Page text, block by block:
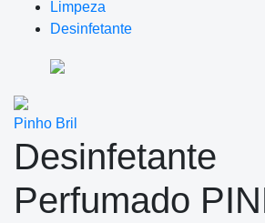
Limpeza
Desinfetante
Pinho Bril
Desinfetante
Perfumado